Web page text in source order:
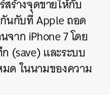
ร้างจุดขายให้กับ
นกับที่ Apple ถอด
าก iPhone 7 โดย
(save) และระบบ
ด ในนามของความ
EMAIL